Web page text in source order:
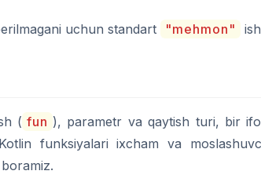
uchun standart "mehmon"
( fun ), parametr va qaytish turi, bir
funksiyalari ixcham va